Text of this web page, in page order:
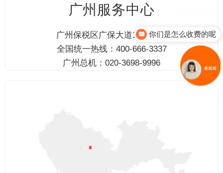
广州服务中心
广州保税区广保大道141号2层
全国统一热线：400-666-3337
广州总机：020-3698-9996
你们是怎么收费的呢